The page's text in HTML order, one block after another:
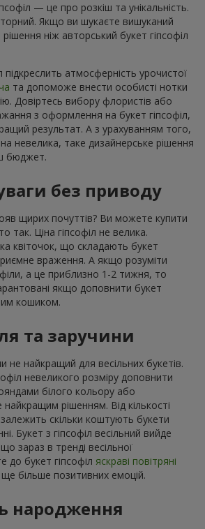
— це про розкіш та унікальність.
Якщо ви шукаєте вишуканий
ніж авторський букет гіпсофіл
підкреслить атмосферність урочистої
та допоможе внести особисті нотки
Довіртесь вибору флористів або
з оформлення на букет гіпсофіл,
результат. А з урахуванням того,
невелика, таке дизайнерське рішення
бюджет.
без приводу
щирих почуттів? Ви можете купити
так. Ціна гіпсофіл не велика.
квіточок, що складають букет
враження. А якщо розуміти
а це приблизно 1-2 тижня, то
якщо доповнити букет
кошиком.
та заручини
не найкращий для весільних букетів.
невеликого розміру доповнити
білого кольору або
рішенням. Від кількості
скільки коштують букети
Букет з гіпсофіл весільний вийде
зараз в тренді весільної
до букет гіпсофіл яскраві повітряні
більше позитивних емоцій.
народження